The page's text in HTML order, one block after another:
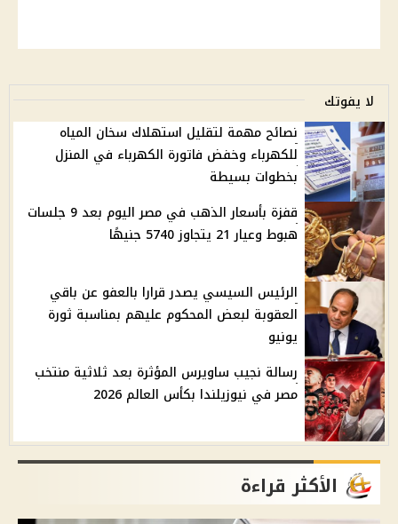
لا يفوتك
نصائح مهمة لتقليل استهلاك سخان المياه
للكهرباء وخفض فاتورة الكهرباء في المنزل
بخطوات بسيطة
قفزة بأسعار الذهب في مصر اليوم بعد 9 جلسات
هبوط وعيار 21 يتجاوز 5740 جنيهًا
الرئيس السيسي يصدر قرارا بالعفو عن باقي
العقوبة لبعض المحكوم عليهم بمناسبة ثورة
يونيو
رسالة نجيب ساويرس المؤثرة بعد ثلاثية منتخب
مصر في نيوزيلندا بكأس العالم 2026
الأكثر قراءة